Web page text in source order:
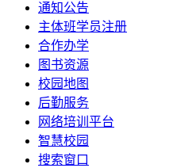
通知公告
主体班学员注册
合作办学
图书资源
校园地图
后勤服务
网络培训平台
智慧校园
搜索窗口